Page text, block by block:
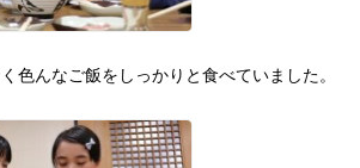
色んなご飯をしっかりと食べていました。